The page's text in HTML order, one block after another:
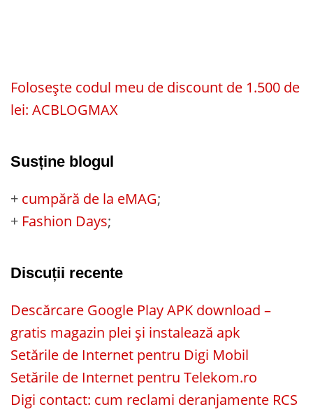
Folosește codul meu de discount de 1.500 de
lei: ACBLOGMAX
Susține blogul
+ cumpără de la eMAG;
+ Fashion Days;
Discuții recente
Descărcare Google Play APK download –
gratis magazin plei și instalează apk
Setările de Internet pentru Digi Mobil
Setările de Internet pentru Telekom.ro
Digi contact: cum reclami deranjamente RCS